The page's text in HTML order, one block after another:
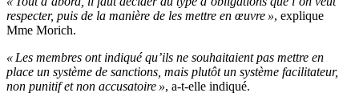
respecter, puis de la manière de les mettre en œuvre », explique
Mme Morich.
« Les membres ont indiqué qu’ils ne souhaitaient pas mettre en
place un système de sanctions, mais plutôt un système facilitateur,
non punitif et non accusatoire », a-t-elle indiqué.